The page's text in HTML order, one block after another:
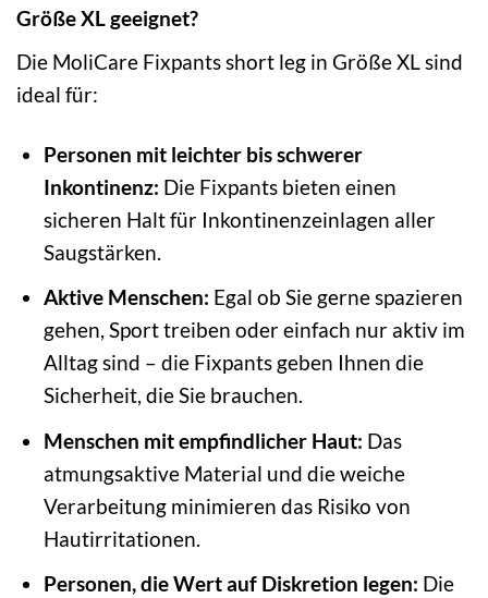
Größe XL geeignet?
Die MoliCare Fixpants short leg in Größe XL sind
ideal für:
Personen mit leichter bis schwerer
Inkontinenz: Die Fixpants bieten einen
sicheren Halt für Inkontinenzeinlagen aller
Saugstärken.
Aktive Menschen: Egal ob Sie gerne spazieren
gehen, Sport treiben oder einfach nur aktiv im
Alltag sind – die Fixpants geben Ihnen die
Sicherheit, die Sie brauchen.
Menschen mit empfindlicher Haut: Das
atmungsaktive Material und die weiche
Verarbeitung minimieren das Risiko von
Hautirritationen.
Personen, die Wert auf Diskretion legen: Die